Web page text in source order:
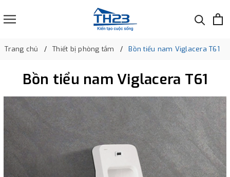
Trang chủ Thiết bị phòng tắm Bồn tiểu nam Viglacera T61
Bồn tiểu nam Viglacera T61